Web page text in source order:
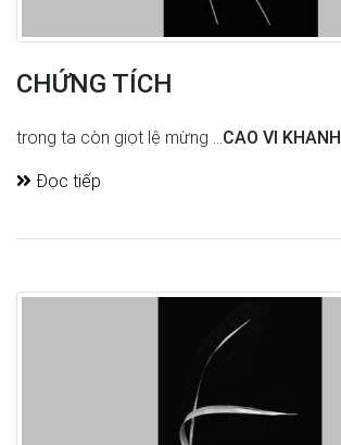
CHỨNG TÍCH
trong ta còn giọt lệ mừng ... CAO VI KHANH
Đọc tiếp